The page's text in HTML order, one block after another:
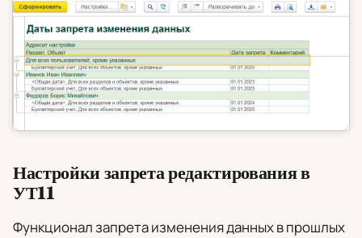
Настройки запрета редактирования в
УТ11
Функционал запрета изменения данных в прошлых